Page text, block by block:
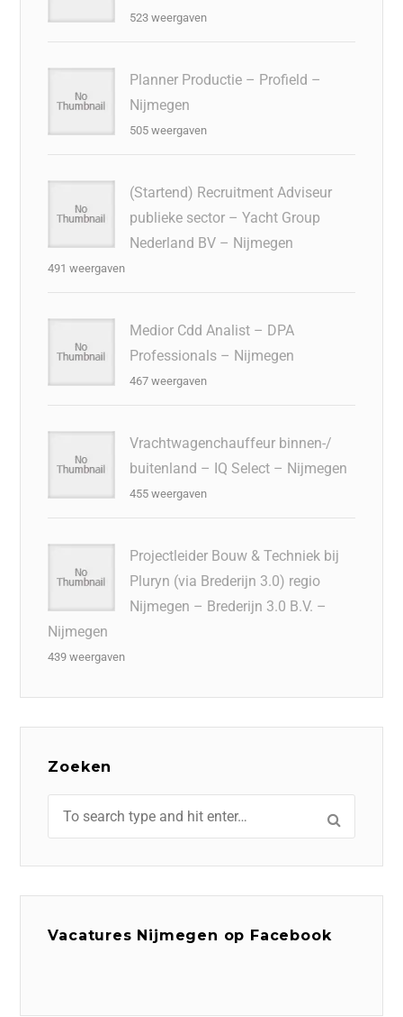
523 weergaven
Planner Productie – Profield –
Nijmegen
505 weergaven
(Startend) Recruitment Adviseur
publieke sector – Yacht Group
Nederland BV – Nijmegen
491 weergaven
Medior Cdd Analist – DPA
Professionals – Nijmegen
467 weergaven
Vrachtwagenchauffeur binnen-/
buitenland – IQ Select – Nijmegen
455 weergaven
Projectleider Bouw & Techniek bij
Pluryn (via Brederijn 3.0) regio
Nijmegen – Brederijn 3.0 B.V. –
Nijmegen
439 weergaven
Zoeken
Vacatures Nijmegen op Facebook